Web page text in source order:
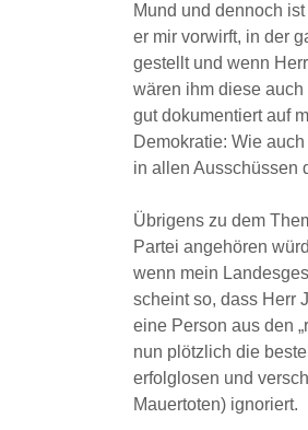
Mund und dennoch
er mir vorwirft, in der
gestellt und wenn
wären ihm diese
gut dokumentiert auf
Demokratie: Wie
in allen Ausschüssen
Übrigens zu dem
Partei angehören
wenn mein
scheint so, dass Herr
eine Person aus den
nun plötzlich die
erfolglosen und
Mauertoten) ignoriert.